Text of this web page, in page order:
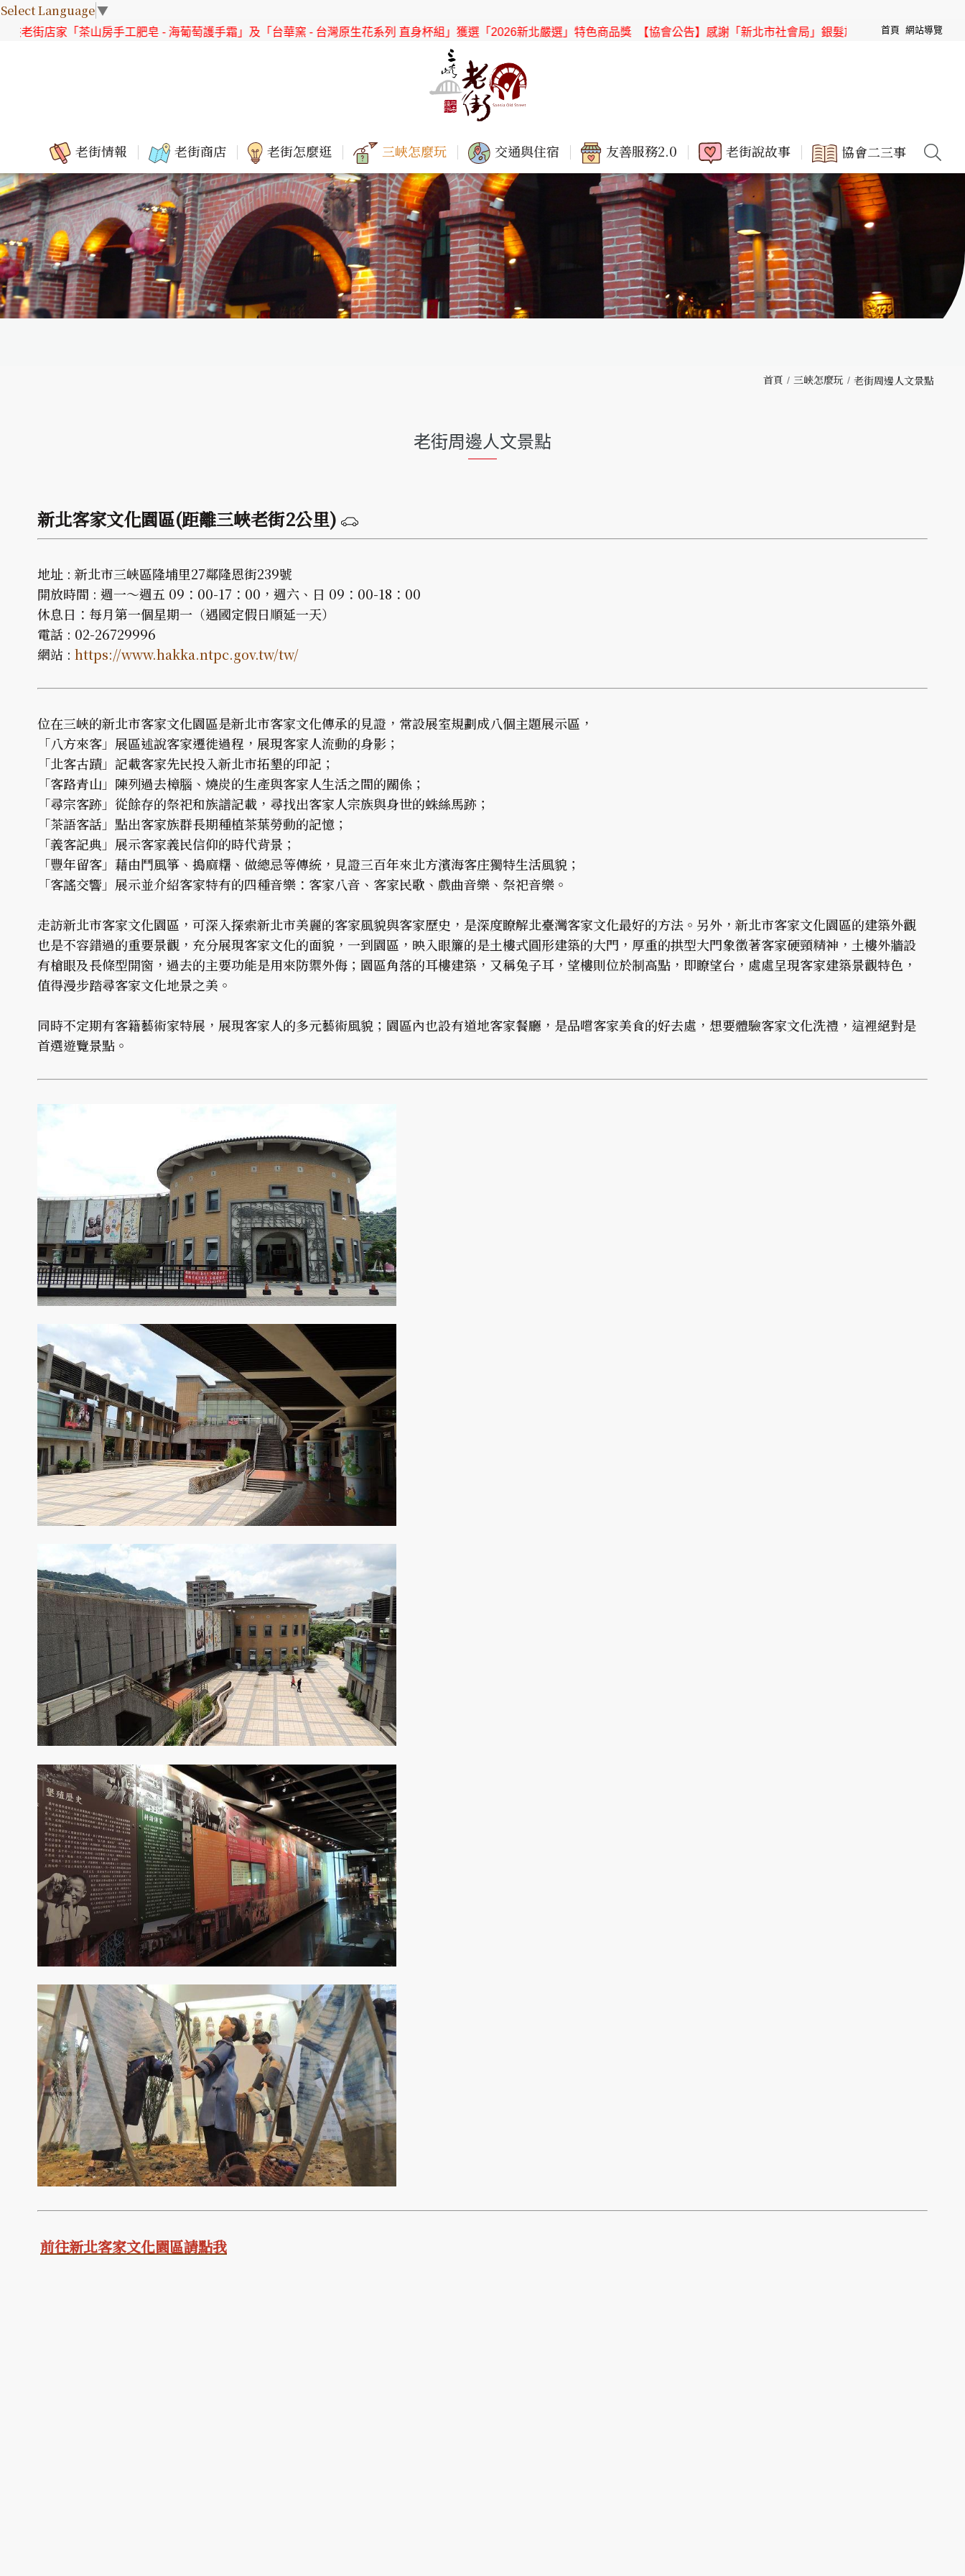
Select Language▼
茶山房手工肥皂 - 海葡萄護手霜」及「台華窯 - 台灣原生花系列 直身杯組」獲選「2026新北嚴選」特色商品獎 【協會公告】感謝「新北市社會局」銀髮族節目「高年級超進化」來「三峽老
首頁 網站導覽
老街情報 老街商店 老街怎麼逛 三峽怎麼玩 交通與住宿 友善服務2.0 老街說故事 協會二三事
首頁 三峽怎麼玩 老街周邊人文景點
老街周邊人文景點
新北客家文化園區(距離三峽老街2公里)
地址 : 新北市三峽區隆埔里27鄰隆恩街239號
開放時間 : 週一～週五 09：00-17：00，週六、日 09：00-18：00
休息日：每月第一個星期一（遇國定假日順延一天）
電話 : 02-26729996
網站 : https://www.hakka.ntpc.gov.tw/tw/
位在三峽的新北市客家文化園區是新北市客家文化傳承的見證，常設展室規劃成八個主題展示區，
「八方來客」展區述說客家遷徙過程，展現客家人流動的身影；
「北客古蹟」記載客家先民投入新北市拓墾的印記；
「客路青山」陳列過去樟腦、燒炭的生產與客家人生活之間的關係；
「尋宗客跡」從餘存的祭祀和族譜記載，尋找出客家人宗族與身世的蛛絲馬跡；
「茶語客話」點出客家族群長期種植茶葉勞動的記憶；
「義客記典」展示客家義民信仰的時代背景；
「豐年留客」藉由鬥風箏、搗麻糬、做總忌等傳統，見證三百年來北方濱海客庄獨特生活風貌；
「客謠交響」展示並介紹客家特有的四種音樂：客家八音、客家民歌、戲曲音樂、祭祀音樂。
走訪新北市客家文化園區，可深入探索新北市美麗的客家風貌與客家歷史，是深度瞭解北臺灣客家文化最好的方法。另外，新北市客家文化園區的建築外觀
也是不容錯過的重要景觀，充分展現客家文化的面貌，一到園區，映入眼簾的是土樓式圓形建築的大門，厚重的拱型大門象徵著客家硬頸精神，土樓外牆設
有槍眼及長條型開窗，過去的主要功能是用來防禦外侮；園區角落的耳樓建築，又稱兔子耳，望樓則位於制高點，即瞭望台，處處呈現客家建築景觀特色，
值得漫步踏尋客家文化地景之美。
同時不定期有客籍藝術家特展，展現客家人的多元藝術風貌；園區內也設有道地客家餐廳，是品嚐客家美食的好去處，想要體驗客家文化洗禮，這裡絕對是
首選遊覽景點。
前往新北客家文化園區請點我